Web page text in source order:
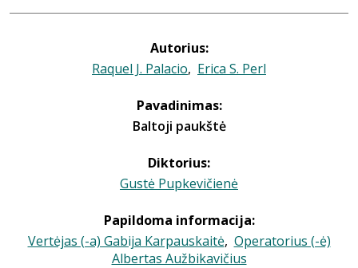
Autorius:
Raquel J. Palacio, Erica S. Perl
Pavadinimas:
Baltoji paukštė
Diktorius:
Gustė Pupkevičienė
Papildoma informacija:
Vertėjas (-a) Gabija Karpauskaitė, Operatorius (-ė)
Albertas Aužbikavičius